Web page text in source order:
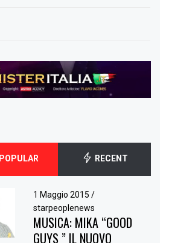
POPULAR RECENT
1 Maggio 2015 /
starpeoplenews
MUSICA: MIKA “GOOD
GUYS ” IL NUOVO